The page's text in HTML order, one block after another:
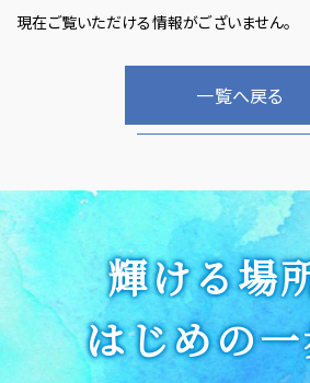
現在ご覧いただける情報がございません。
一覧へ戻る
輝ける場
はじめの